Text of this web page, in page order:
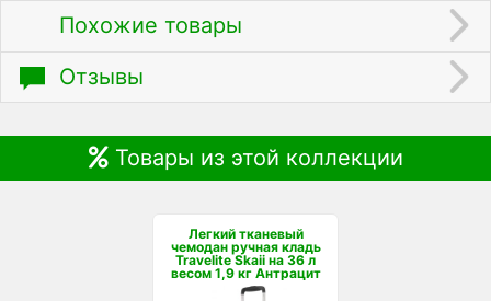
Похожие товары
Отзывы
Товары из этой коллекции
Легкий тканевый
чемодан ручная кладь
Travelite Skaii на 36 л
весом 1,9 кг Антрацит